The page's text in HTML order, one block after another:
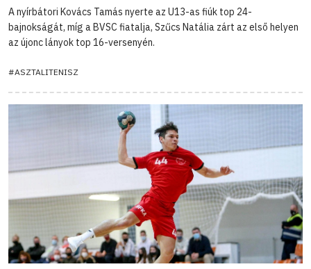
A nyírbátori Kovács Tamás nyerte az U13-as fiúk top 24-
bajnokságát, míg a BVSC fiatalja, Szűcs Natália zárt az első helyen
az újonc lányok top 16-versenyén.
#ASZTALITENISZ